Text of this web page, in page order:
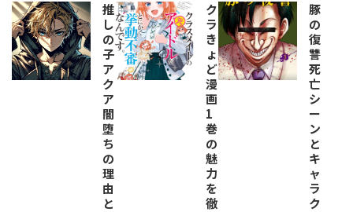
推
し
の
子
ア
ク
ア
闇
堕
ち
の
理
由
と
ク
ラ
き
ょ
ど
漫
画
1
巻
の
魅
力
を
徹
豚
の
復
讐
死
亡
シ
ー
ン
と
キ
ャ
ラ
ク